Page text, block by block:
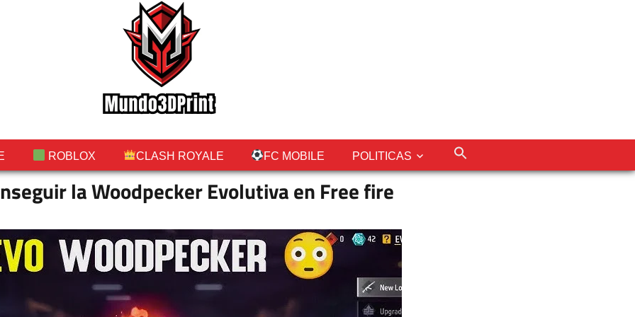
ROBLOX CLASH ROYALE FC MOBILE POLITICAS
la Woodpecker Evolutiva en Free fire